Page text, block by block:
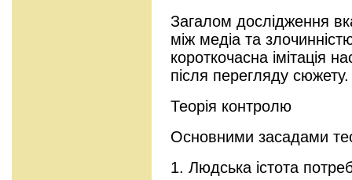
Загалом дослідження
між медіа та
короткочасна імітація
після перегляду сюжету.
Теорія контролю
Основними засадами
1. Людська істота